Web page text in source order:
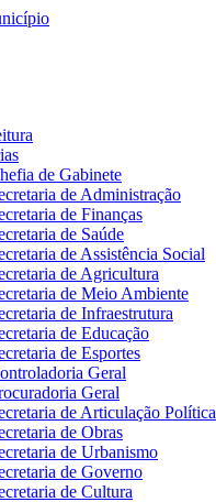
de Gabinete
de Administração
de Finanças
de Saúde
de Assistência Social
de Agricultura
de Meio Ambiente
de Infraestrutura
de Educação
de Esportes
Geral
Geral
de Articulação Política
de Obras
de Urbanismo
de Governo
de Cultura